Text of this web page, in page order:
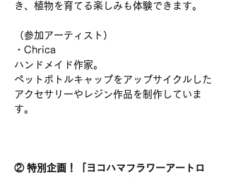
き、植物を育てる楽しみも体験できます。
（参加アーティスト）
・Chrica
ハンドメイド作家。
ペットボトルキャップをアップサイクルした
アクセサリーやレジン作品を制作していま
す。
② 特別企画！「ヨコハマフラワーアートロ